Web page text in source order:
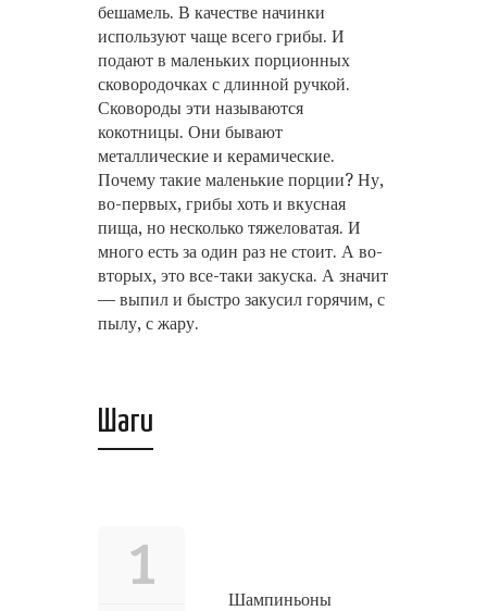
бешамель. В качестве начинки
используют чаще всего грибы. И
подают в маленьких порционных
сковородочках с длинной ручкой.
Сковороды эти называются
кокотницы. Они бывают
металлические и керамические.
Почему такие маленькие порции? Ну,
во-первых, грибы хоть и вкусная
пища, но несколько тяжеловатая. И
много есть за один раз не стоит. А во-
вторых, это все-таки закуска. А значит
— выпил и быстро закусил горячим, с
пылу, с жару.
Шаги
1
Шампиньоны